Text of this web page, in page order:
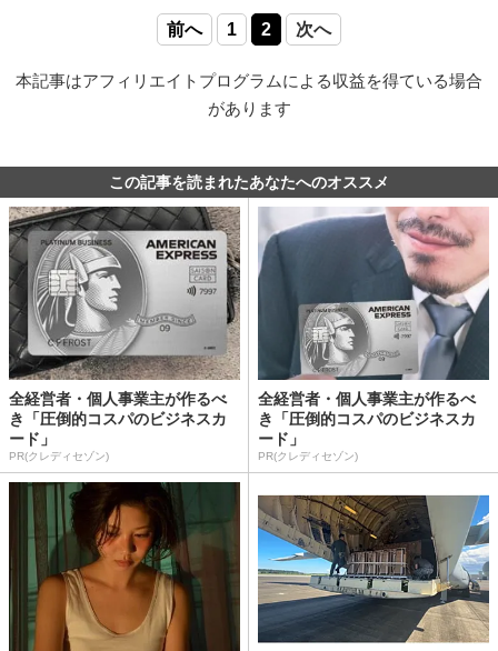
前へ 1 2 次へ
本記事はアフィリエイトプログラムによる収益を得ている場合
があります
この記事を読まれたあなたへのオススメ
全経営者・個人事業主が作るべ
き「圧倒的コスパのビジネスカ
ード」
PR(クレディセゾン)
全経営者・個人事業主が作るべ
き「圧倒的コスパのビジネスカ
ード」
PR(クレディセゾン)